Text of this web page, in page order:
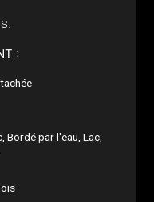
:
Bordé par l'eau, Lac,